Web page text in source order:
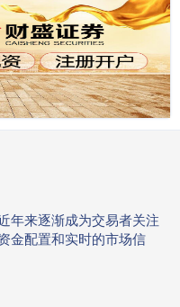
年来逐渐成为交易者关注
金配置和实时的市场信